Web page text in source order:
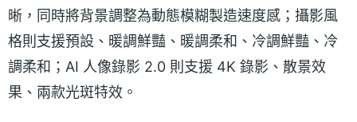
晰，同時將背景調整為動態模糊製造速度感；攝影風
格則支援預設、暖調鮮豔、暖調柔和、冷調鮮豔、冷
調柔和；AI 人像錄影 2.0 則支援 4K 錄影、散景效
果、兩款光斑特效。